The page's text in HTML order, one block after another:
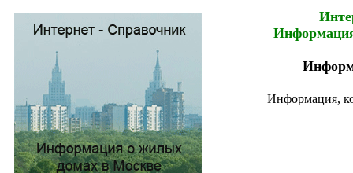
Информация,